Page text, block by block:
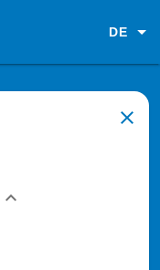
DE
close
expand_less